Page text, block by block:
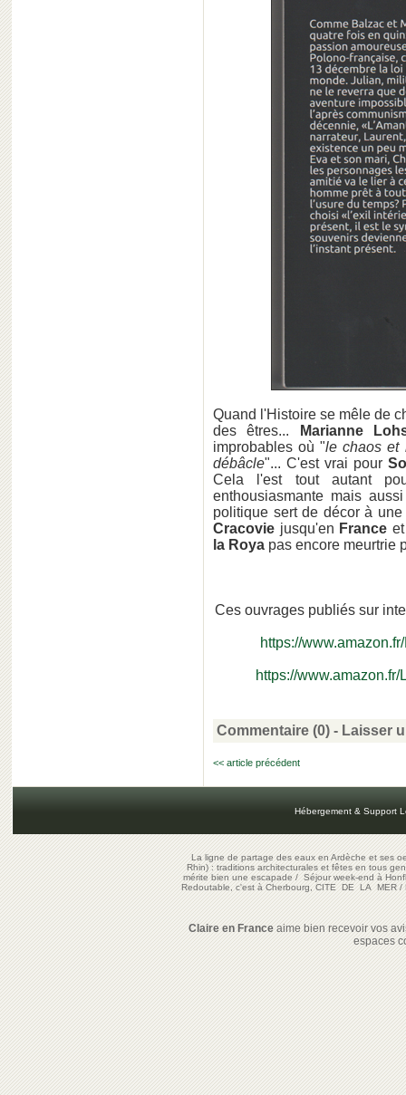
Quand l'Histoire se mêle de
des êtres...
Marianne
improbables où "le chaos et
débâcle"... C'est vrai pour
Cela l'est tout autant
enthousiasmante mais
politique sert de décor à
Cracovie jusqu'en France
la Roya pas encore meurtrie
Ces ouvrages publiés sur
https://
https://
Commentaire (0) - Laisser
<< article précédent
Hébergement & Support
La ligne de partage des eaux en Ardèche et ses
Rhin) : traditions architecturales et fêtes en tous
mérite bien une escapade/Séjour week-end à
Redoutable, c'est à Cherbourg, CITE DE LA MER/
Claire en Franceaime bien recevoir vos
espaces